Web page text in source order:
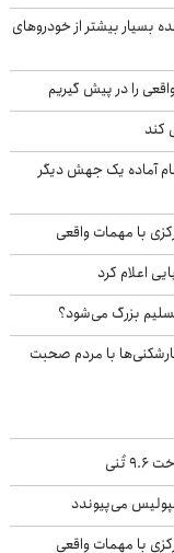
بسیار بیشتر از خودروهای
را در پیش گیریم
کند
۱۷ مرداد ۱۴۰۵/ بازار سهام آماده یک جهش دیگر
اعلام کرد
تسلیم بزرگ می‌شود؟
با مردم صحبت
می‌پیوندد